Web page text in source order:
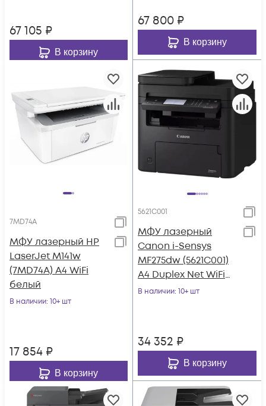
67 105 ₽
В корзину
67 800 ₽
В корзину
7MD74A
МФУ лазерный HP
LaserJet M141w
(7MD74A) A4 WiFi
белый
В наличии: 10+ шт
17 854 ₽
В корзину
5621C001
МФУ лазерный
Canon i-Sensys
MF275dw (5621C001)
A4 Duplex Net WiFi
черный
В наличии: 10+ шт
34 352 ₽
В корзину